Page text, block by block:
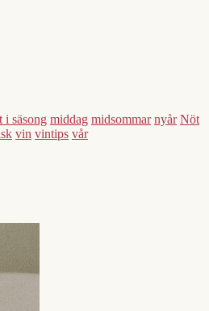
i säsong middag midsommar nyår Nöt
vin vintips vår